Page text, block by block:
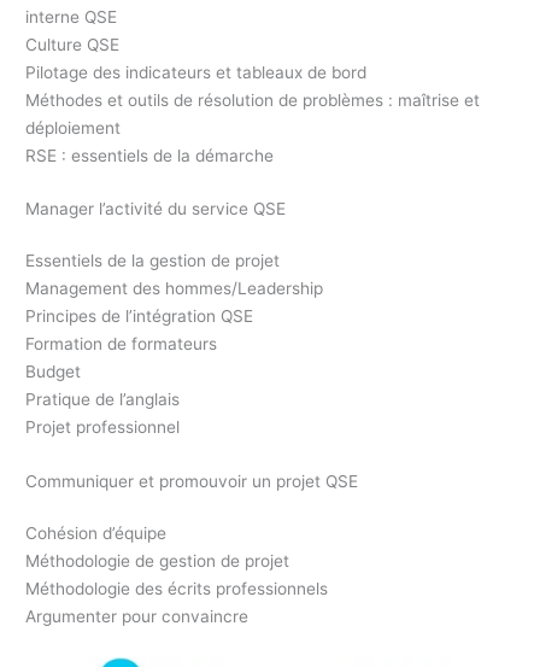
interne QSE
Culture QSE
Pilotage des indicateurs et tableaux de bord
Méthodes et outils de résolution de problèmes : maîtrise et
déploiement
RSE : essentiels de la démarche
Manager l’activité du service QSE
Essentiels de la gestion de projet
Management des hommes/Leadership
Principes de l’intégration QSE
Formation de formateurs
Budget
Pratique de l’anglais
Projet professionnel
Communiquer et promouvoir un projet QSE
Cohésion d’équipe
Méthodologie de gestion de projet
Méthodologie des écrits professionnels
Argumenter pour convaincre